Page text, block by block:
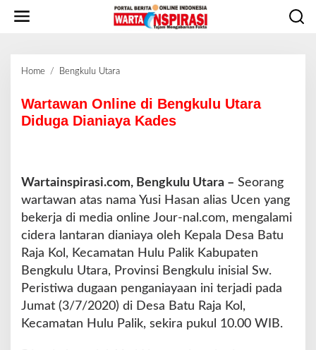
Home / Bengkulu Utara
r
a
O
n
n
e
d
B
e
n
Wartawan Online di Bengkulu Utara
Diduga Dianiaya Kades
Wartainspirasi.com, Bengkulu Utara – Seorang
wartawan atas nama Yusi Hasan alias Ucen yang
bekerja di media online Jour-nal.com, mengalami
cidera lantaran dianiaya oleh Kepala Desa Batu
Raja Kol, Kecamatan Hulu Palik Kabupaten
Bengkulu Utara, Provinsi Bengkulu inisial Sw.
Peristiwa dugaan penganiayaan ini terjadi pada
Jumat (3/7/2020) di Desa Batu Raja Kol,
Kecamatan Hulu Palik, sekira pukul 10.00 WIB.